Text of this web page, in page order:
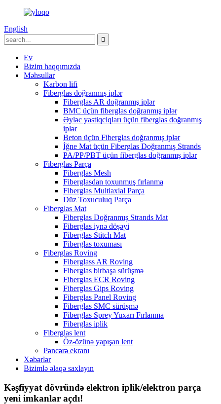
English
Ev
Bizim haqqımızda
Məhsullar
Karbon lifi
Fiberglas doğranmış iplər
Fiberglas AR doğranmış iplər
BMC üçün fiberglas doğranmış iplər
Əyləc yastiqciqları üçün fiberglas doğranmış
iplər
Beton üçün Fiberglas doğranmış iplər
İğne Mat üçün Fiberglas Doğranmış Strands
PA/PP/PBT üçün fiberglas doğranmış iplər
Fiberglas Parça
Fiberglas Mesh
Fiberglasdan toxunmuş fırlanma
Fiberglas Multiaxial Parça
Düz Toxuculuq Parça
Fiberglas Mat
Fiberglas Doğranmış Strands Mat
Fiberglas iynə döşəyi
Fiberglas Stitch Mat
Fiberglas toxuması
Fiberglas Roving
Fiberglass AR Roving
Fiberglas birbaşa sürüşmə
Fiberglas ECR Roving
Fiberglas Gips Roving
Fiberglas Panel Roving
Fiberglas SMC sürüşmə
Fiberglas Sprey Yuxarı Fırlanma
Fiberglas iplik
Fiberglas lent
Öz-özünə yapışan lent
Pəncərə ekranı
Xəbərlər
Bizimlə əlaqə saxlayın
Kəşfiyyat dövründə elektron iplik/elektron parça
yeni imkanlar açdı!